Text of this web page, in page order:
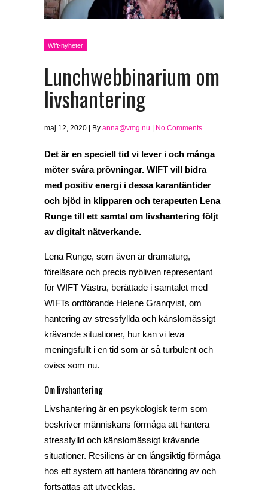
Wift-nyheter
Lunchwebbinarium om
livshantering
maj 12, 2020 | By anna@vmg.nu | No Comments
Det är en speciell tid vi lever i och många
möter svåra prövningar. WIFT vill bidra
med positiv energi i dessa karantäntider
och bjöd in klipparen och terapeuten Lena
Runge till ett samtal om livshantering följt
av digitalt nätverkande.
Lena Runge, som även är dramaturg,
föreläsare och precis nybliven representant
för WIFT Västra, berättade i samtalet med
WIFTs ordförande Helene Granqvist, om
hantering av stressfyllda och känslomässigt
krävande situationer, hur kan vi leva
meningsfullt i en tid som är så turbulent och
oviss som nu.
Om livshantering
Livshantering är en psykologisk term som
beskriver människans förmåga att hantera
stressfylld och känslomässigt krävande
situationer. Resiliens är en långsiktig förmåga
hos ett system att hantera förändring av och
fortsättas att utvecklas.